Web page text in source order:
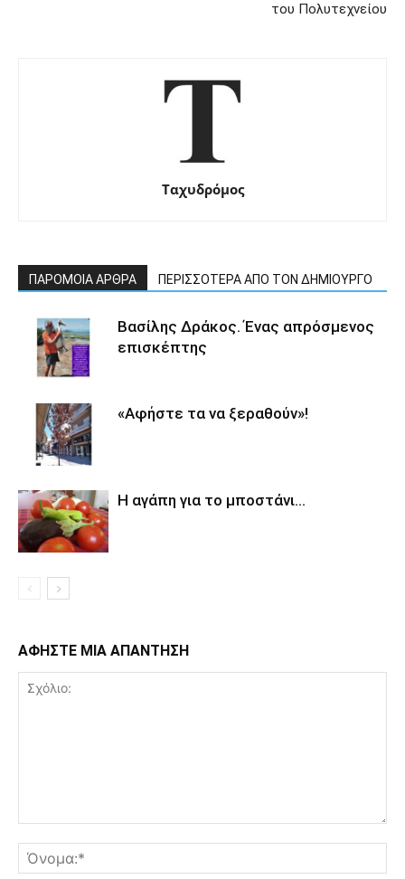
του Πολυτεχνείου
Ταχυδρόμος
ΠΑΡΟΜΟΙΑ ΑΡΘΡΑ ΠΕΡΙΣΣΟΤΕΡΑ ΑΠΟ ΤΟΝ ΔΗΜΙΟΥΡΓΟ
Βασίλης Δράκος. Ένας απρόσμενος
επισκέπτης
«Αφήστε τα να ξεραθούν»!
Η αγάπη για το μποστάνι…
ΑΦΗΣΤΕ ΜΙΑ ΑΠΑΝΤΗΣΗ